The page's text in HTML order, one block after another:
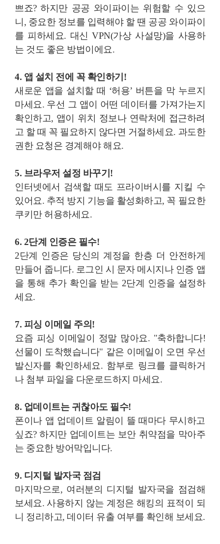
쁘죠? 하지만 공공 와이파이는 위험할 수 있으
니, 중요한 정보를 입력해야 할 땐 공공 와이파이
를 피하세요. 대신 VPN(가상 사설망)을 사용하
는 것도 좋은 방법이에요.
4. 앱 설치 전에 꼭 확인하기!
새로운 앱을 설치할 때 ‘허용’ 버튼을 막 누르지
마세요. 우선 그 앱이 어떤 데이터를 가져가는지
확인하고, 앱이 위치 정보나 연락처에 접근하려
고 할 때 꼭 필요하지 않다면 거절하세요. 과도한
권한 요청은 경계해야 해요.
5. 브라우저 설정 바꾸기!
인터넷에서 검색할 때도 프라이버시를 지킬 수
있어요. 추적 방지 기능을 활성화하고, 꼭 필요한
쿠키만 허용하세요.
6. 2단계 인증은 필수!
2단계 인증은 당신의 계정을 한층 더 안전하게
만들어 줍니다. 로그인 시 문자 메시지나 인증 앱
을 통해 추가 확인을 받는 2단계 인증을 설정하
세요.
7. 피싱 이메일 주의!
요즘 피싱 이메일이 정말 많아요. "축하합니다!
선물이 도착했습니다" 같은 이메일이 오면 우선
발신자를 확인하세요. 함부로 링크를 클릭하거
나 첨부 파일을 다운로드하지 마세요.
8. 업데이트는 귀찮아도 필수!
폰이나 앱 업데이트 알림이 뜰 때마다 무시하고
싶죠? 하지만 업데이트는 보안 취약점을 막아주
는 중요한 방어막입니다.
9. 디지털 발자국 점검
마지막으로, 여러분의 디지털 발자국을 점검해
보세요. 사용하지 않는 계정은 해킹의 표적이 되
니 정리하고, 데이터 유출 여부를 확인해 보세요.